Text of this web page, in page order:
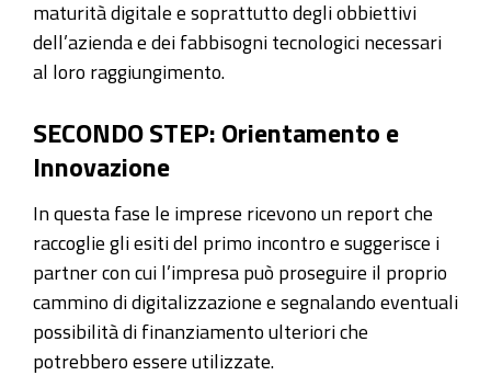
maturità digitale e soprattutto degli obbiettivi
dell’azienda e dei fabbisogni tecnologici necessari
al loro raggiungimento.
SECONDO STEP: Orientamento e
Innovazione
In questa fase le imprese ricevono un report che
raccoglie gli esiti del primo incontro e suggerisce i
partner con cui l’impresa può proseguire il proprio
cammino di digitalizzazione e segnalando eventuali
possibilità di finanziamento ulteriori che
potrebbero essere utilizzate.